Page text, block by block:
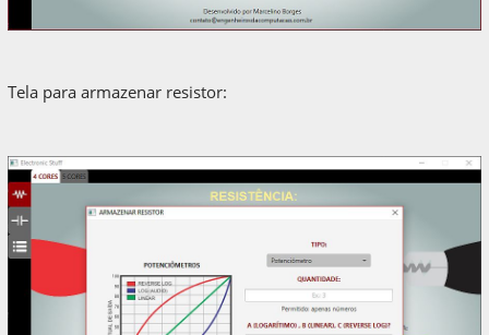
Tela para armazenar resistor: